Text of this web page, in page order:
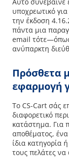
υποχρεωτικό
την έκδοση
πάντα μια
email
ανύπαρκτη
Πρόσθετα
εφαρμογή
Το CS-Cart σάς
διαφορετικό
κατάστημα. Για
αποθέματος,
ίδια κατηγορία
τους πελάτες